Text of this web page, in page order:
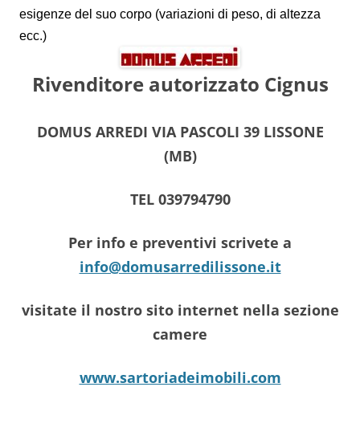
esigenze del suo corpo (variazioni di peso, di altezza
ecc.)
Rivenditore autorizzato Cignus
DOMUS ARREDI VIA PASCOLI 39 LISSONE
(MB)
TEL 039794790
Per info e preventivi scrivete a
info@domusarredilissone.it
visitate il nostro sito internet nella sezione
camere
www.sartoriadeimobili.com